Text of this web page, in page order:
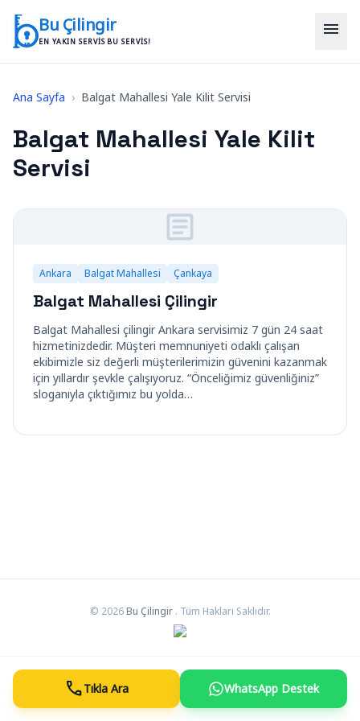
Bu Çilingir
EN YAKIN SERVIS BU SERVIS!
menu
Ana Sayfa › Balgat Mahallesi Yale Kilit Servisi
Balgat Mahallesi Yale Kilit
Servisi
Ankara Balgat Mahallesi Çankaya
Balgat Mahallesi Çilingir
Balgat Mahallesi çilingir Ankara servisimiz 7 gün 24 saat
hizmetinizdedir. Müşteri memnuniyeti odaklı çalışan
ekibimizle siz değerli müşterilerimizin güvenini kazanmak
için yıllardır şevkle çalışıyoruz. “Önceliğimiz güvenliğiniz”
sloganıyla çıktığımız bu yolda…
© 2026 Bu Çilingir . Tüm Hakları Saklıdır.
callTıkla Ara WhatsApp Destek